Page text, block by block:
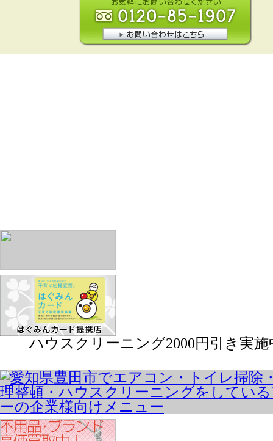
ハウスクリーニング2000円引き実施